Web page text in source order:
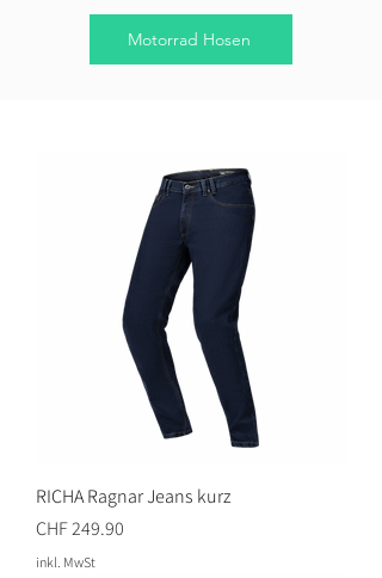
Motorrad Hosen
RICHA Ragnar Jeans kurz
Preis
CHF 249.90
inkl. MwSt